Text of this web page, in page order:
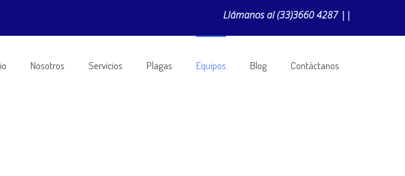
Llámanos al(33)3660 4287||
Nosotros Servicios Plagas Equipos Blog Contáctanos